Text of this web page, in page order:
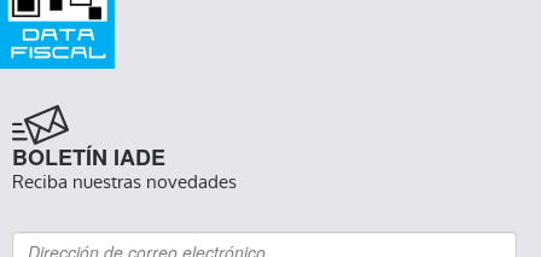
BOLETÍN IADE
Reciba nuestras novedades